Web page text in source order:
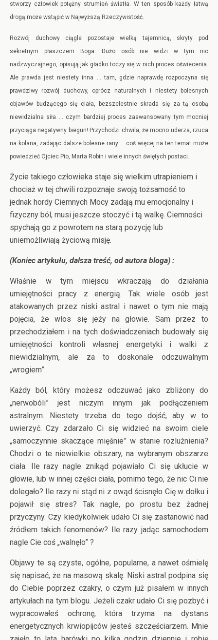
stworzy człowiek potężny strumień światła. W ten sposób każdy łatwą
drogą może wstąpić w Najwyższą Rzeczywistość.
Rozwój duchowy ciągle pozostaje wielką tajemnicą, skryty pod
sekretnym płaszczem Boga. Dużo osób nie widzi w tym nic
nadzwyczajnego, opisują jak gładko toczy się w nich proces oświecenia.
Ale prawda jest niestety inna … tam, gdzie naprawdę rozpoczyna się
prawdziwy rozwój duchowy, oprócz naturalnych i niestety bolesnych
objawów budzącego się ciała, bezszelestnie skrada się za tą osobą
niewidzialna siła … czym bardziej proces zaawansowany tym mocniej
przyciąga negatywny biegun! Przychodzi chwila, że mocno uderza, rzuca
na kolana, zadając dalsze bolesne rany … coś więcej na ten temat może
powiedzieć Ojciec Pio, Marta Robin i wiele innych świętych postaci.
Życie takiego człowieka staje się wielkim utrapieniem i
chociaż w tej chwili rozpoznaje swoją tożsamość to
jednak hordy Ciemnych Mocy zadają mu emocjonalny i
fizyczny ból, musi jeszcze stoczyć i tą walkę. Ciemności
spychają go z powrotem na starą pozycję lub
uniemożliwiają życiową misję.
(Koniec artykułu, dalsza treść, od autora bloga) :
Właśnie w tym miejscu wkraczają do działania
umiejętności pracy z energią. Tak wiele osób jest
atakowanych przez niski astral i nawet o tym nie mają
pojęcia, że włos się jeży na głowie. Sam przez to
przechodziałem i na tych doświadczeniach budowały się
umiejętności kontroli własnej energetyki i walki z
niewidzialnym, ale za to doskonale odczuwalnym
„wrogiem”.
Każdy ból, który możesz odczuwać jako zbliżony do
„nerwobóli” jest niczym innym jak podłączeniem
astralnym. Niestety trzeba do tego dojść, aby w to
uwierzyć. Czy zdarzało Ci się widzieć na swoim ciele
„samoczynnie skaczące mięśnie” w stanie rozluźnienia?
Chodzi o te niewielkie obszary, na wybranym obszarze
ciała. Ile razy nagle znikąd pojawiało Ci się ukłucie w
głowie, lub w innej części ciała, pomimo tego, że nic Ci nie
dolegało? Ile razy ni stąd ni z owąd ścisnęło Cię w dołku i
pojawił się stres? Tak nagle, po prostu bez żadnej
przyczyny. Czy kiedykolwiek udało Ci się zastanowić nad
źródłem takich fenomenów? Ile razy jadąc samochodem
nagle Cie coś „walnęło” ?
Objawy te są czyste, ogólne, popularne, a nawet ośmielę
się napisać, że na masową skalę. Niski astral podpina się
do Ciebie poprzez czakry, o czym już pisałem w innych
artykułach na tym blogu. Jeżeli czakr udało Ci się pozbyć i
wypracowałeś ochronę, która trzyma na dystans
energetycznych krwiopijców jesteś szczęściarzem. Mnie